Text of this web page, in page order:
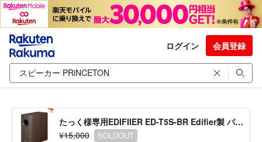
ログイン 会員登録
たっく様専用EDIFIIER ED-T5S-BR Edifier製 パワード
¥15,000
SOLDOUT